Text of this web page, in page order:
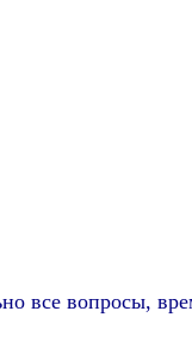
все вопросы,